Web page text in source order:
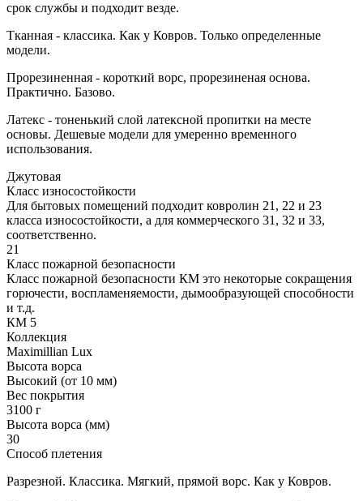
срок службы и подходит везде.
Тканная - классика. Как у Ковров. Только определенные
модели.
Прорезиненная - короткий ворс, прорезиненая основа.
Практично. Базово.
Латекс - тоненький слой латексной пропитки на месте
основы. Дешевые модели для умеренно временного
использования.
Джутовая
Класс износостойкости
Для бытовых помещений подходит ковролин 21, 22 и 23
класса износостойкости, а для коммерческого 31, 32 и 33,
соответственно.
21
Класс пожарной безопасности
Класс пожарной безопасности КМ это некоторые сокращения
горючести, воспламеняемости, дымообразующей способности
и т.д.
КМ 5
Коллекция
Maximillian Lux
Высота ворса
Высокий (от 10 мм)
Вес покрытия
3100 г
Высота ворса (мм)
30
Способ плетения
Разрезной. Классика. Мягкий, прямой ворс. Как у Ковров.